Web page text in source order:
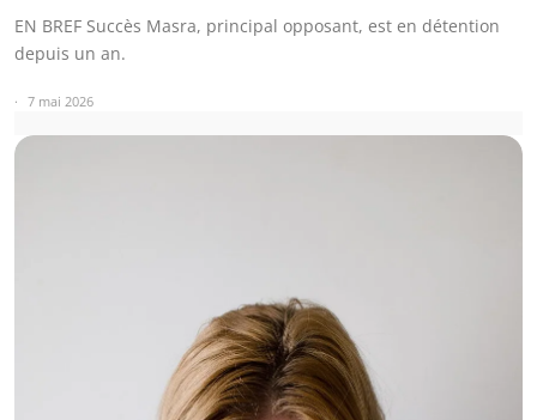
EN BREF Succès Masra, principal opposant, est en détention
depuis un an.
7 mai 2026